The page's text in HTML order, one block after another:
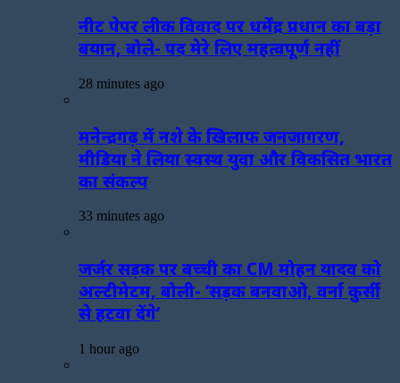
नीट पेपर लीक विवाद पर धर्मेंद्र प्रधान का बड़ा
बयान, बोले- पद मेरे लिए महत्वपूर्ण नहीं
28 minutes ago
मनेन्द्रगढ़ में नशे के खिलाफ जनजागरण,
मीडिया ने लिया स्वस्थ युवा और विकसित भारत
का संकल्प
33 minutes ago
जर्जर सड़क पर बच्ची का CM मोहन यादव को
अल्टीमेटम, बोली- ‘सड़क बनवाओ, वर्ना कुर्सी
से हटवा देंगे’
1 hour ago